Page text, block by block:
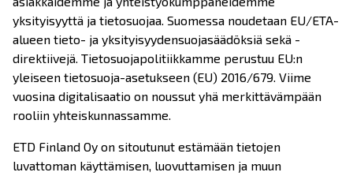
yksityisyyttä ja tietosuojaa. Suomessa noudetaan EU/ETA-
alueen tieto- ja yksityisyydensuojasäädöksiä sekä -
direktiivejä. Tietosuojapolitiikkamme perustuu EU:n
yleiseen tietosuoja-asetukseen (EU) 2016/679. Viime
vuosina digitalisaatio on noussut yhä merkittävämpään
rooliin yhteiskunnassamme.
ETD Finland Oy on sitoutunut estämään tietojen
luvattoman käyttämisen, luovuttamisen ja muun